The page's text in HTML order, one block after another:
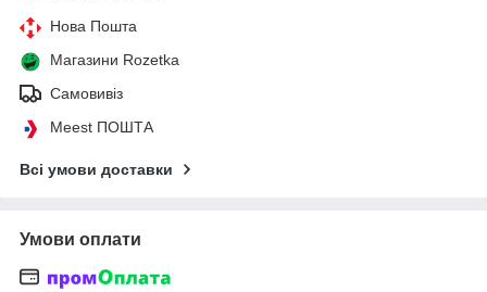
Нова Пошта
Магазини Rozetka
Самовивіз
Meest ПОШТА
Всі умови доставки
Умови оплати